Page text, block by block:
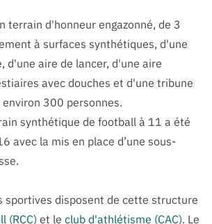
terrain d'honneur engazonné, de 3
à surfaces synthétiques, d'une
d'une aire de lancer, d'une aire
avec douches et d'une tribune
300 personnes.
synthétique de football à 11 a été
avec la mis en place d’une sous-
sportives disposent de cette structure
(RCC) et le club d'athlétisme (CAC). Le